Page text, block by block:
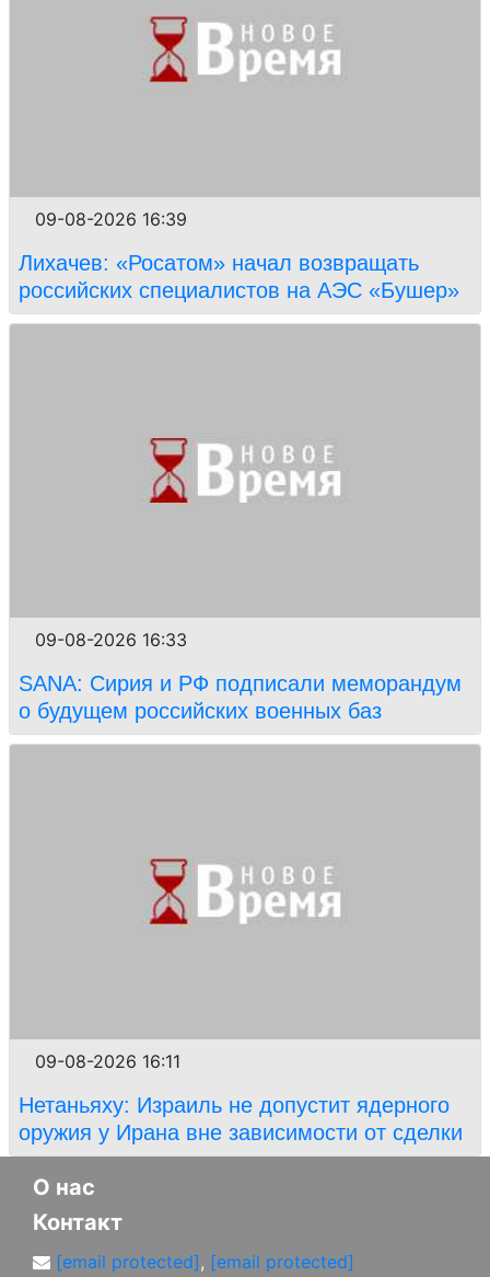
09-08-2026 16:39
Лихачев: «Росатом» начал возвращать
российских специалистов на АЭС «Бушер»
09-08-2026 16:33
SANA: Сирия и РФ подписали меморандум
о будущем российских военных баз
09-08-2026 16:11
Нетаньяху: Израиль не допустит ядерного
оружия у Ирана вне зависимости от сделки
О нас
Контакт
[email protected], [email protected]